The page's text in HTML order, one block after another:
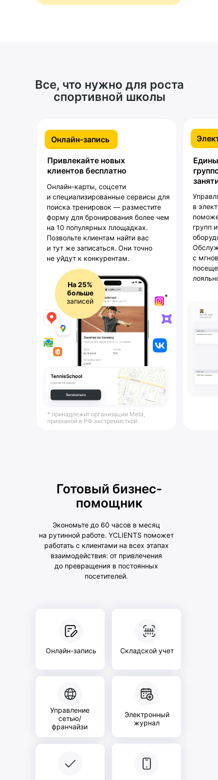
Все, что нужно для роста
спортивной школы
Онлайн-запись
Привлекайте новых
клиентов бесплатно
Онлайн-карты, соцсети
и специализированные сервисы для
поиска тренировок — разместите
форму для бронирования более чем
на 10 популярных площадках.
Позвольте клиентам найти вас
и тут же записаться. Они точно
не уйдут к конкурентам.
в
групп
с
На 25%
больше
записей
* принадлежит организации Meta,
признаной в РФ экстремисткой.
*
Готовый бизнес-
помощник
Экономьте до 60 часов в месяц
на рутинной работе. YCLIENTS поможет
работать с клиентами на всех этапах
взаимодействия: от привлечения
до превращения в постоянных
посетителей.
Онлайн-запись
Управление
сетью/
франчайзи
Электронный
журнал
Складской учет